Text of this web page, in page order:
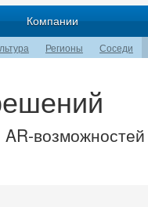
Компании
Регионы Соседи